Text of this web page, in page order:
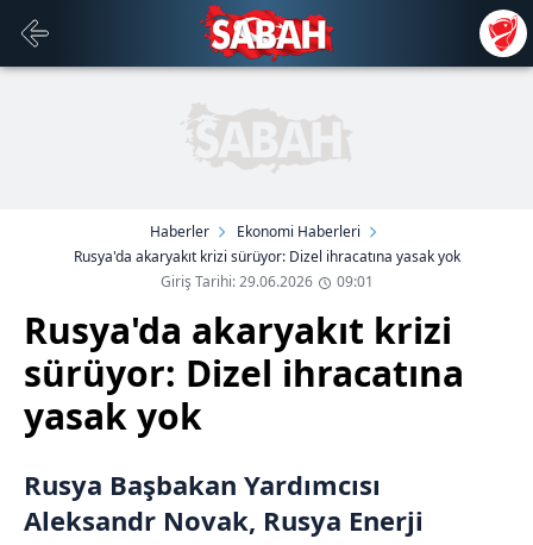
Haberler
Ekonomi Haberleri
Rusya'da akaryakıt krizi sürüyor: Dizel ihracatına yasak yok
Giriş Tarihi: 29.06.2026
09:01
Rusya'da akaryakıt krizi
sürüyor: Dizel ihracatına
yasak yok
Rusya Başbakan Yardımcısı
Aleksandr Novak, Rusya Enerji